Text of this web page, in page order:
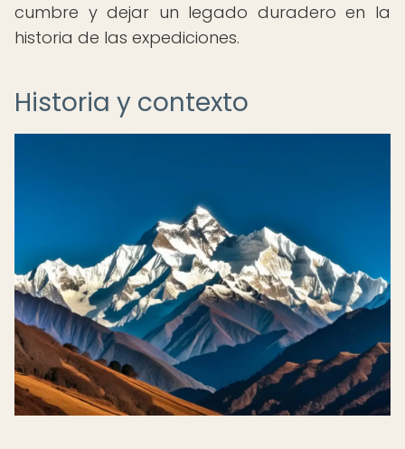
cumbre y dejar un legado duradero en la
historia de las expediciones.
Historia y contexto